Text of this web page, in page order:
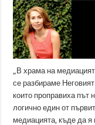
„В храма на
се разбираме
които проправиха път
логично един от
медиацията, къде да